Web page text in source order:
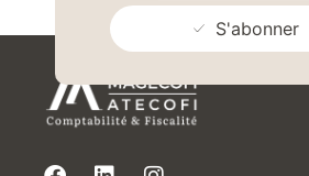
S'abonner